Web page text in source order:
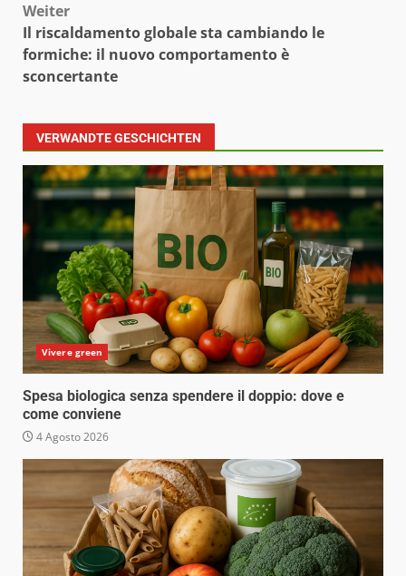
Weiter
Il riscaldamento globale sta cambiando le
formiche: il nuovo comportamento è
sconcertante
VERWANDTE GESCHICHTEN
Vivere green
Spesa biologica senza spendere il doppio: dove e
come conviene
4 Agosto 2026